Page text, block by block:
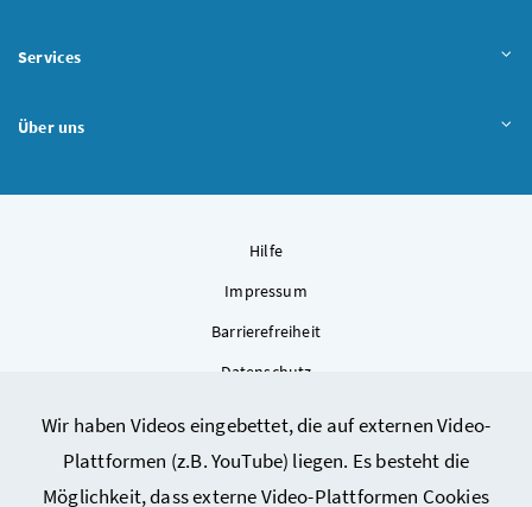
Wir haben Videos eingebettet, die auf externen Video-
Plattformen (z.B. YouTube) liegen. Es besteht die
Möglichkeit, dass externe Video-Plattformen Cookies
Services
Über uns
Hilfe
Impressum
Barrierefreiheit
Datenschutz
Sitemap
Cookie-Einstellungen